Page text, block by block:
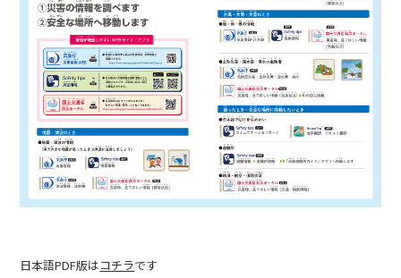
日本語PDF版はコチラです